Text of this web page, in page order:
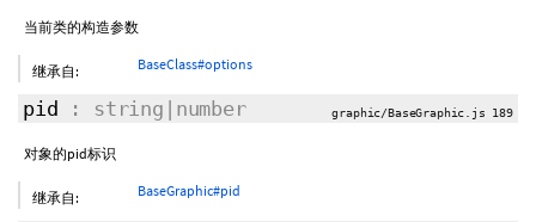
当前类的构造参数
继承自: BaseClass#options
pid : string|number graphic/BaseGraphic.js 189
对象的pid标识
继承自: BaseGraphic#pid